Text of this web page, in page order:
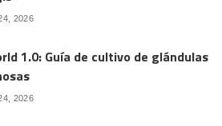
2026
1.0: Guía de cultivo de glándulas
2026